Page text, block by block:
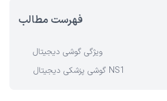
فهرست مطالب
ویژگی گوشی دیجیتال
گوشی پزشکی دیجیتال NS1